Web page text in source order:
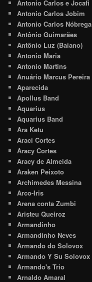
Antonio Carlos e Jocafi
Antonio Carlos Jobim
Antonio Carlos Nóbrega
Antônio Guimarães
Antônio Luz (Baiano)
Antonio Maria
Antonio Martins
Anuário Marcus Pereira
Aparecida
Apollus Band
Aquarius
Aquarius Band
Ara Ketu
Araci Cortes
Aracy Cortes
Aracy de Almeida
Araken Peixoto
Archimedes Messina
Arco-Iris
Arena conta Zumbi
Aristeu Queiroz
Armandinho
Armandinho Neves
Armando do Solovox
Armando Y Su Solovox
Armando's Trio
Arnaldo Amaral